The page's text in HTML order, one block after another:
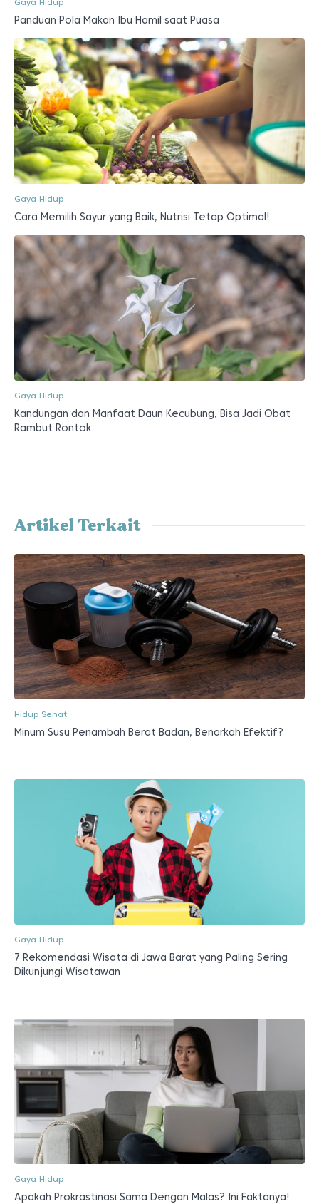
Panduan Pola Makan Ibu Hamil saat Puasa
Gaya Hidup
Cara Memilih Sayur yang Baik, Nutrisi Tetap Optimal!
Gaya Hidup
Kandungan dan Manfaat Daun Kecubung, Bisa Jadi Obat
Rambut Rontok
Artikel Terkait
Hidup Sehat
Minum Susu Penambah Berat Badan, Benarkah Efektif?
Gaya Hidup
7 Rekomendasi Wisata di Jawa Barat yang Paling Sering
Dikunjungi Wisatawan
Gaya Hidup
Apakah Prokrastinasi Sama Dengan Malas? Ini Faktanya!